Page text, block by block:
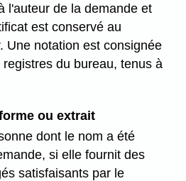
l'auteur de la demande et
est conservé au
Une notation est consignée
du bureau, tenus à
ou extrait
dont le nom a été
si elle fournit des
satisfaisants par le